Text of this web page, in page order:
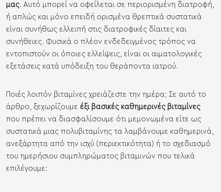
μας. Αυτό μπορεί να οφείλεται σε περιορισμένη διατροφή,
ή απλώς και μόνο επειδή ορισμένα θρεπτικά συστατικά
είναι συνήθως ελλειπή στις διατροφικές δίαιτες και
συνήθειες. Φυσικά ο πλέον ενδεδειγμένος τρόπος να
εντοπιστούν οι όποιες ελλείψεις, είναι οι αιματολογικές
εξετάσεις κατά υπόδειξη του θεράποντα ιατρού.
Ποιές λοιπόν βιταμίνες χρειάζεστε την ημέρα; Σε αυτό το
άρθρο, ξεχωρίζουμε έξι βασικές καθημερινές βιταμίνες
που πρέπει να διασφαλίσουμε ότι μεμονωμένα είτε ως
συστατικά μιας πολυβιταμίνης τα λαμβάνουμε καθημερινά,
ανεξάρτητα από την ισχύ (περιεκτικότητα) ή το σχεδιασμό
του ημερήσιου συμπληρώματος βιταμινών που τελικά
επιλέγουμε: